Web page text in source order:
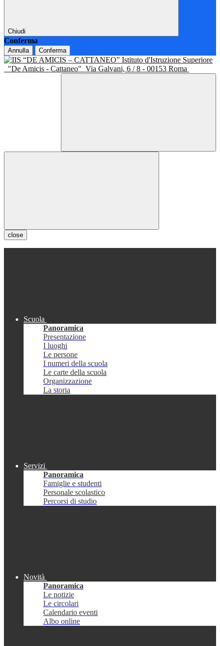
Chiudi
Conferma
Annulla Conferma
Istituto d'Istruzione Superiore
"De Amicis - Cattaneo" Via Galvani, 6 / 8 - 00153 Roma
close
Scuola
Panoramica
Presentazione
I luoghi
Le persone
I numeri della scuola
Le carte della scuola
Organizzazione
La storia
Servizi
Panoramica
Famiglie e studenti
Personale scolastico
Percorsi di studio
Novità
Panoramica
Le notizie
Le circolari
Calendario eventi
Albo online